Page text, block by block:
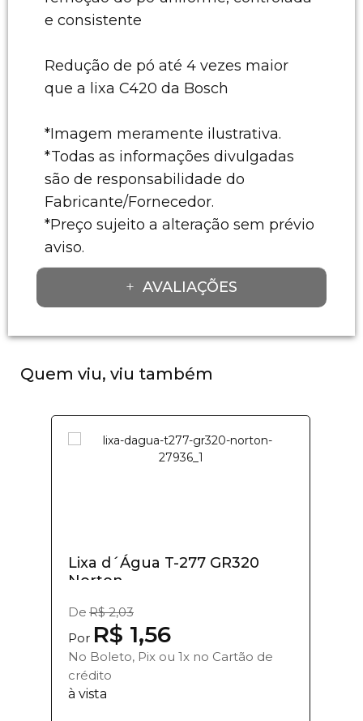
e consistente
Redução de pó até 4 vezes maior
que a lixa C420 da Bosch
*Imagem meramente ilustrativa.
*Todas as informações divulgadas
são de responsabilidade do
Fabricante/Fornecedor.
*Preço sujeito a alteração sem prévio
aviso.
AVALIAÇÕES
Quem viu, viu também
Lixa d´Água T-277 GR320
Norton
De R$ 2,03
Por R$ 1,56
No Boleto, Pix ou 1x no Cartão de
crédito
à vista